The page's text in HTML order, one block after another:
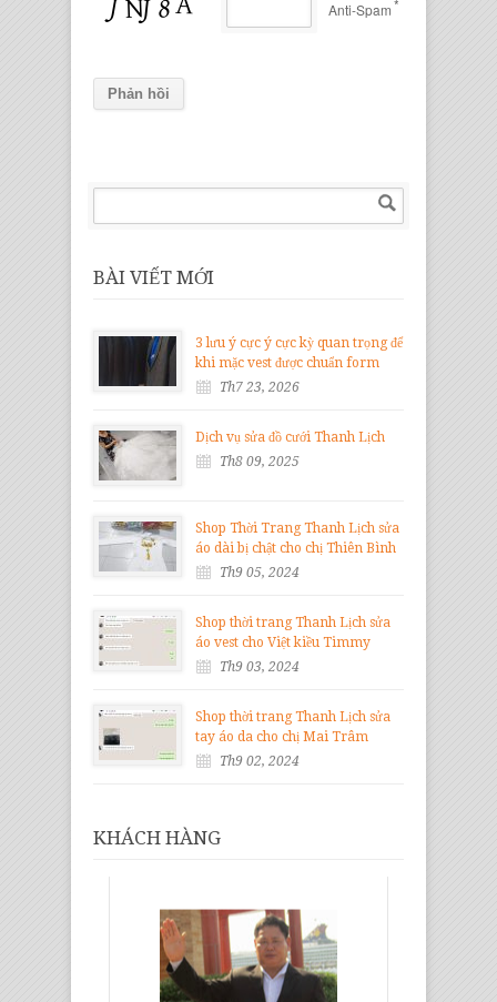
Anti-Spam*
BÀI VIẾT MỚI
3 lưu ý cực ý cực kỳ quan trọng để
khi mặc vest được chuẩn form
Th7 23, 2026
Dịch vụ sửa đồ cưới Thanh Lịch
Th8 09, 2025
Shop Thời Trang Thanh Lịch sửa
áo dài bị chật cho chị Thiên Bình
Th9 05, 2024
Shop thời trang Thanh Lịch sửa
áo vest cho Việt kiều Timmy
Th9 03, 2024
Shop thời trang Thanh Lịch sửa
tay áo da cho chị Mai Trâm
Th9 02, 2024
KHÁCH HÀNG